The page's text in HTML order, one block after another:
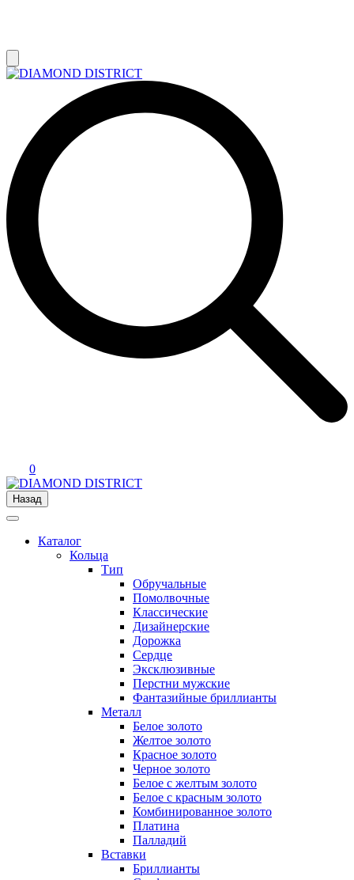
0
Назад
Каталог
Кольца
Тип
Обручальные
Помолвочные
Классические
Дизайнерские
Дорожка
Сердце
Эксклюзивные
Перстни мужские
Фантазийные бриллианты
Металл
Белое золото
Желтое золото
Красное золото
Черное золото
Белое с желтым золото
Белое с красным золото
Комбинированное золото
Платина
Палладий
Вставки
Бриллианты